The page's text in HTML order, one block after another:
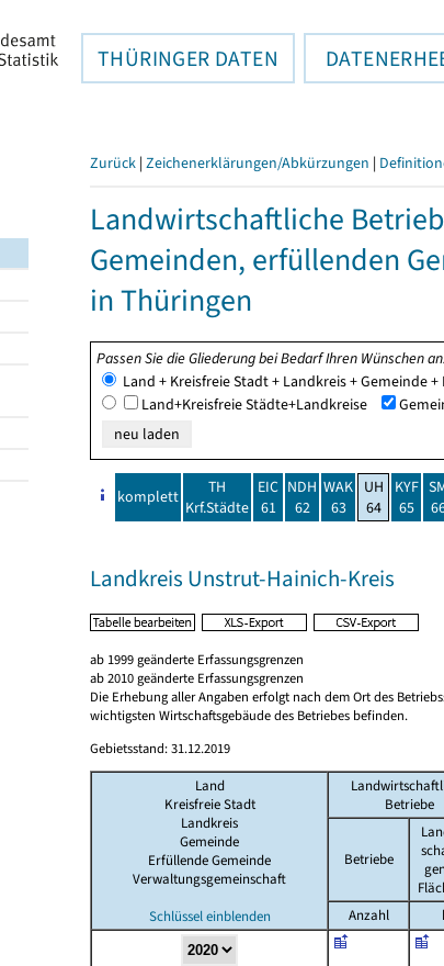
THÜRINGER DATEN
Zurück | Zeichenerklärungen/Abkürzungen |
Landwirtschaftliche
Gemeinden, erfüllenden
in Thüringen
Passen Sie die Gliederung bei Bedarf Ihren Wünschen
Land + Kreisfreie Stadt + Landkreis + Gemeinde
Land+Kreisfreie Städte+Landkreise
komplett
TH
Krf.Städte
EIC
61
NDH
62
WAK
63
UH
64
KYF
65
Landkreis Unstrut-Hainich-Kreis
ab 1999 geänderte Erfassungsgrenzen
ab 2010 geänderte Erfassungsgrenzen
Die Erhebung aller Angaben erfolgt nach dem Ort des
wichtigsten Wirtschaftsgebäude des Betriebes befinden.
Gebietsstand: 31.12.2019
Land
Kreisfreie Stadt
Landkreis
Gemeinde
Erfüllende Gemeinde
Verwaltungsgemeinschaft
Schlüssel einblenden
Betriebe
Betriebe
Anzahl